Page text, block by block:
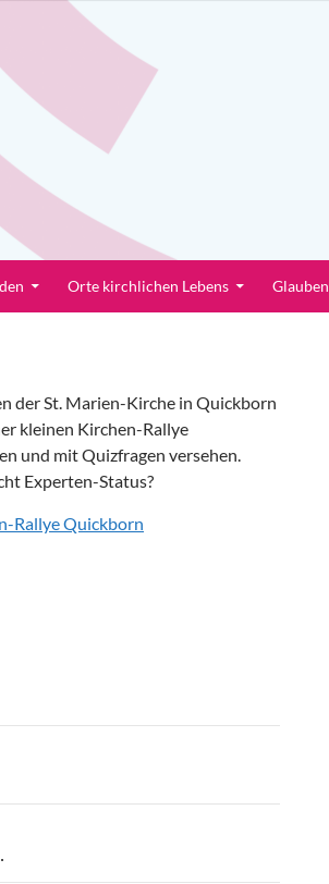
Orte kirchlichen Lebens Glauben
der St. Marien-Kirche in Quickborn
kleinen Kirchen-Rallye
und mit Quizfragen versehen.
Experten-Status?
Rallye Quickborn